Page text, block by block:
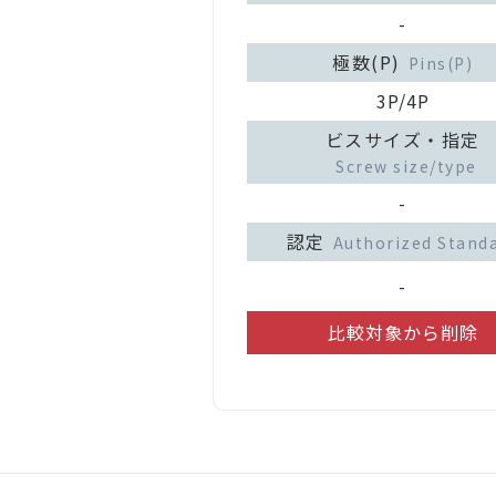
-
極数(P)
Pins(P)
3P/4P
ビスサイズ・指定
Screw size/type
-
認定 Authorized
-
比較対象から削除